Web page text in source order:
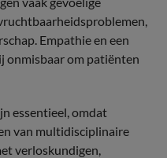
Empathie en een
onmisbaar om patiënten
essentieel, omdat
van multidisciplinaire
verloskundigen,